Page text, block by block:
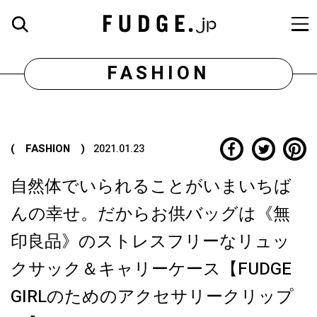
FASHION
( FASHION ) 2021.01.23
自然体でいられることがいまいちば
んの幸せ。だからお供バッグは《無
印良品》のストレスフリーなリュッ
クサック＆キャリーケース【FUDGE
GIRLのためのアクセサリークリップ